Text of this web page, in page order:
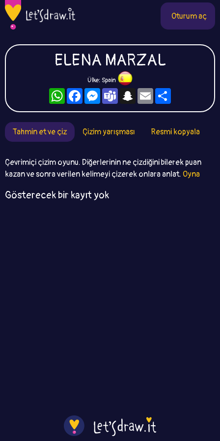
Oturum aç
ELENA MARZAL
Ülke: Spain
WhatsAppFacebookMessengerTeamsSnapchat
Email
Tahmin et ve çiz Çizim yarışması Resmi kopyala
Çevrimiçi çizim oyunu. Diğerlerinin ne çizdiğini bilerek puan
kazan ve sonra verilen kelimeyi çizerek onlara anlat. Oyna
Gösterecek bir kayıt yok